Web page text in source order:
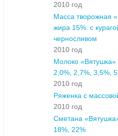
2010 год
Масса творожная
жира 15%: с
черносливом
2010 год
Молоко
2,0%, 2,7%, 3,5%,
2010 год
Ряженка с
2010 год
Сметана
18%, 22%